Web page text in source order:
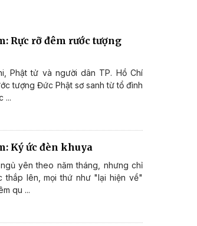
Rực rỡ đêm rước tượng
Phật tử và người dân TP. Hồ Chí
tượng Đức Phật sơ sanh từ tổ đình
...
Ký ức đèn khuya
yên theo năm tháng, nhưng chỉ
thắp lên, mọi thứ như "lại hiện về"
qu ...